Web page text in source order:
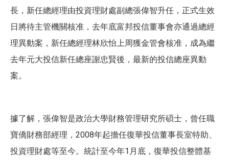
長，新任總經理由投資理財處副總張偉智升任，正式生效
日將待主管機關核准，去年底富邦投信董事會亦通過總經
理異動案，新任總經理林欣怡上周獲金管會核准，成為繼
去年元大投信新任總座謝忠賢後，最新的投信總座異動
案。
據了解，張偉智是政治大學財務管理研究所碩士，曾任職
寶僑財務部經理，2008年起擔任復華投信董事長室特助、
投資理財處等至今。統計至今年1月底，復華投信整體基